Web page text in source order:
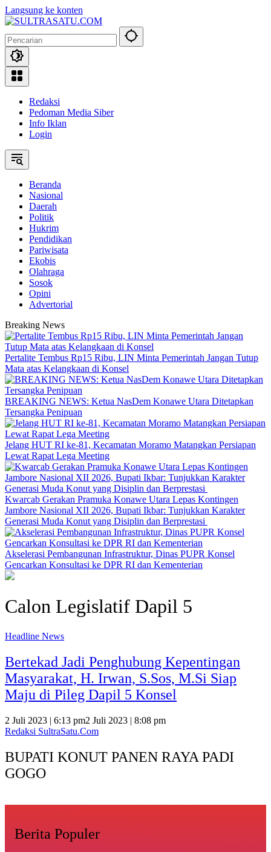
Langsung ke konten
Redaksi
Pedoman Media Siber
Info Iklan
Login
Beranda
Nasional
Daerah
Politik
Hukrim
Pendidikan
Pariwisata
Ekobis
Olahraga
Sosok
Opini
Advertorial
Breaking News
‎Pertalite Tembus Rp15 Ribu, LIN Minta Pemerintah Jangan Tutup
Mata atas Kelangkaan di Konsel
BREAKING NEWS: Ketua NasDem Konawe Utara Ditetapkan
Tersangka Penipuan
‎Jelang HUT RI ke-81, Kecamatan Moramo Matangkan Persiapan
Lewat Rapat Lega Meeting
‎Kwarcab Gerakan Pramuka Konawe Utara Lepas Kontingen
Jambore Nasional XII 2026, Bupati Ikbar: Tunjukkan Karakter
Generasi Muda Konut yang Disiplin dan Berprestasi ‎
Akselerasi Pembangunan Infrastruktur, Dinas PUPR Konsel
Gencarkan Konsultasi ke DPR RI dan Kementerian
Calon Legislatif Dapil 5
Headline News
Bertekad Jadi Penghubung Kepentingan
Masyarakat, H. Irwan, S.Sos, M.Si Siap
Maju di Pileg Dapil 5 Konsel
2 Juli 2023 | 6:13 pm2 Juli 2023 | 8:08 pm
Redaksi SultraSatu.Com
BUPATI KONUT PANEN RAYA PADI
GOGO
Berita Populer